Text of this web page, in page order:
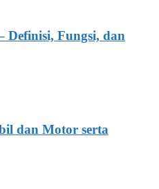
Definisi, Fungsi, dan
dan Motor serta